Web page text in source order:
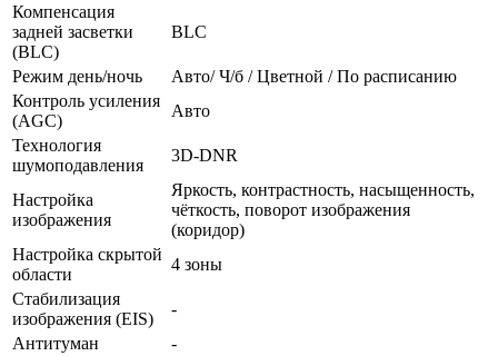
Компенсация
задней засветки
(BLC)
BLC
Режим день/ночь
Авто/ Ч/б / Цветной / По расписанию
Контроль усиления
(AGC)
Авто
Технология
шумоподавления
3D-DNR
Настройка
изображения
Яркость, контрастность, насыщенность,
чёткость, поворот изображения
(коридор)
Настройка скрытой
области
4 зоны
Стабилизация
изображения (EIS)
-
Антитуман
-